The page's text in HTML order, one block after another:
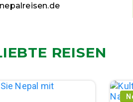
REISEN